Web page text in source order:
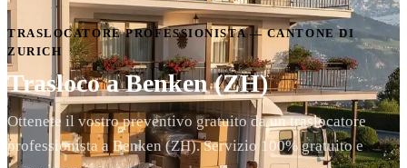
TRASLOCATORE PROFESSIONISTA — CANTONE DI
ZURICH
Trasloco a Benken (ZH)
Ottenete il vostro preventivo gratuito da un traslocatore
professionista a Benken (ZH). Servizio 100% gratuito e